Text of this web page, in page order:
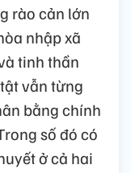
rào cản lớn
nhập xã
tinh thần
vẫn từng
bằng chính
số đó có
ở cả hai